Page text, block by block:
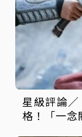
星級評論
格！「一念